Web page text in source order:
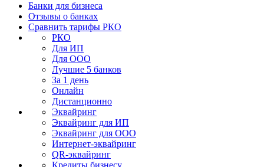
Банки для бизнеса
Отзывы о банках
Сравнить тарифы РКО
РКО
Для ИП
Для ООО
Лучшие 5 банков
За 1 день
Онлайн
Дистанционно
Эквайринг
Эквайринг для ИП
Эквайринг для ООО
Интернет-эквайринг
QR-эквайринг
Кредиты бизнесу